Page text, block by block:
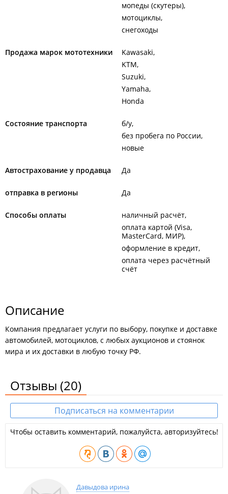
мопеды (скутеры)
мотоциклы
снегоходы
Продажа марок мототехники
Kawasaki
KTM
Suzuki
Yamaha
Honda
Состояние транспорта
б/у
без пробега по России
новые
Автострахование у продавца Да
отправка в регионы Да
Способы оплаты
наличный расчёт
оплата картой (Visa,
MasterCard, МИР)
оформление в кредит
оплата через расчётный
счёт
Описание
Компания предлагает услуги по выбору, покупке и доставке
автомобилей, мотоциклов, с любых аукционов и стоянок
мира и их доставки в любую точку РФ.
Отзывы (20)
Подписаться на комментарии
Чтобы оставить комментарий, пожалуйста, авторизуйтесь!
Давыдова ирина